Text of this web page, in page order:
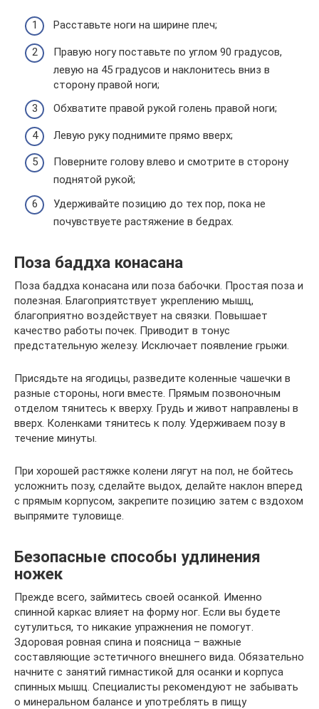
Расставьте ноги на ширине плеч;
Правую ногу поставьте по углом 90 градусов,
левую на 45 градусов и наклонитесь вниз в
сторону правой ноги;
Обхватите правой рукой голень правой ноги;
Левую руку поднимите прямо вверх;
Поверните голову влево и смотрите в сторону
поднятой рукой;
Удерживайте позицию до тех пор, пока не
почувствуете растяжение в бедрах.
Поза баддха конасана
Поза баддха конасана или поза бабочки. Простая поза и
полезная. Благоприятствует укреплению мышц,
благоприятно воздействует на связки. Повышает
качество работы почек. Приводит в тонус
предстательную железу. Исключает появление грыжи.
Присядьте на ягодицы, разведите коленные чашечки в
разные стороны, ноги вместе. Прямым позвоночным
отделом тянитесь к вверху. Грудь и живот направлены в
вверх. Коленками тянитесь к полу. Удерживаем позу в
течение минуты.
При хорошей растяжке колени лягут на пол, не бойтесь
усложнить позу, сделайте выдох, делайте наклон вперед
с прямым корпусом, закрепите позицию затем с вздохом
выпрямите туловище.
Безопасные способы удлинения
ножек
Прежде всего, займитесь своей осанкой. Именно
спинной каркас влияет на форму ног. Если вы будете
сутулиться, то никакие упражнения не помогут.
Здоровая ровная спина и поясница – важные
составляющие эстетичного внешнего вида. Обязательно
начните с занятий гимнастикой для осанки и корпуса
спинных мышц. Специалисты рекомендуют не забывать
о минеральном балансе и употреблять в пищу